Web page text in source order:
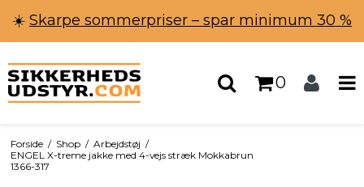
☀️ Skarpe sommerpriser – spar minimum 30 %
0
Forside / Shop / Arbejdstøj /
ENGEL X-treme jakke med 4-vejs stræk Mokkabrun
1366-317